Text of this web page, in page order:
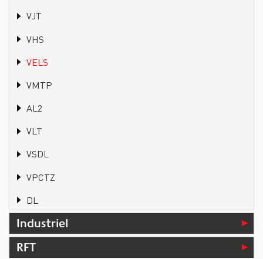
VJT
VHS
VELS
VMTP
AL2
VLT
VSDL
VPCTZ
DL
Industriel
RFT